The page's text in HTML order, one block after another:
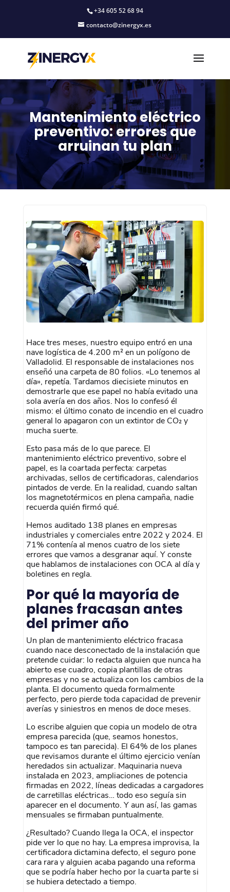
+34 605 52 68 94
contacto@zinergyx.es
Mantenimiento eléctrico
preventivo: errores que
arruinan tu plan
Hace tres meses, nuestro equipo entró en una
nave logística de 4.200 m² en un polígono de
Valladolid. El responsable de instalaciones nos
enseñó una carpeta de 80 folios. «Lo tenemos al
día», repetía. Tardamos diecisiete minutos en
demostrarle que ese papel no había evitado una
sola avería en dos años. Nos lo confesó él
mismo: el último conato de incendio en el cuadro
general lo apagaron con un extintor de CO₂ y
mucha suerte.
Esto pasa más de lo que parece. El
mantenimiento eléctrico preventivo, sobre el
papel, es la coartada perfecta: carpetas
archivadas, sellos de certificadoras, calendarios
pintados de verde. En la realidad, cuando saltan
los magnetotérmicos en plena campaña, nadie
recuerda quién firmó qué.
Hemos auditado 138 planes en empresas
industriales y comerciales entre 2022 y 2024. El
71% contenía al menos cuatro de los siete
errores que vamos a desgranar aquí. Y conste
que hablamos de instalaciones con OCA al día y
boletines en regla.
Por qué la mayoría de
planes fracasan antes
del primer año
Un plan de mantenimiento eléctrico fracasa
cuando nace desconectado de la instalación que
pretende cuidar: lo redacta alguien que nunca ha
abierto ese cuadro, copia plantillas de otras
empresas y no se actualiza con los cambios de la
planta. El documento queda formalmente
perfecto, pero pierde toda capacidad de prevenir
averías y siniestros en menos de doce meses.
Lo escribe alguien que copia un modelo de otra
empresa parecida (que, seamos honestos,
tampoco es tan parecida). El 64% de los planes
que revisamos durante el último ejercicio venían
heredados sin actualizar. Maquinaria nueva
instalada en 2023, ampliaciones de potencia
firmadas en 2022, líneas dedicadas a cargadores
de carretillas eléctricas… todo eso seguía sin
aparecer en el documento. Y aun así, las gamas
mensuales se firmaban puntualmente.
¿Resultado? Cuando llega la OCA, el inspector
pide ver lo que no hay. La empresa improvisa, la
certificadora dictamina defecto, el seguro pone
cara rara y alguien acaba pagando una reforma
que se podría haber hecho por la cuarta parte si
se hubiera detectado a tiempo.